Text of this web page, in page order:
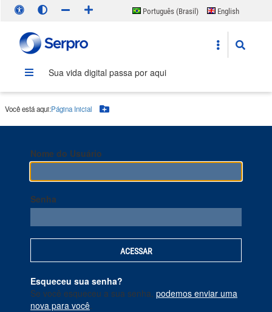
Português (Brasil)
English
Sua vida digital passa por aqui
Você está aqui:Página Inicial Botão Menu
Nome do Usuário
Senha
Esqueceu sua senha?
Se você esqueceu a sua senha, podemos enviar uma
nova para você